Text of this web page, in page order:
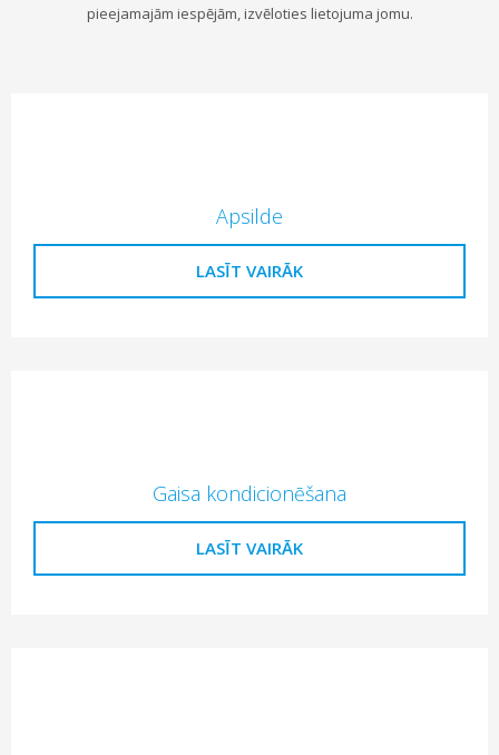
pieejamajām iespējām, izvēloties lietojuma jomu.
Apsilde
LASĪT VAIRĀK
Gaisa kondicionēšana
LASĪT VAIRĀK